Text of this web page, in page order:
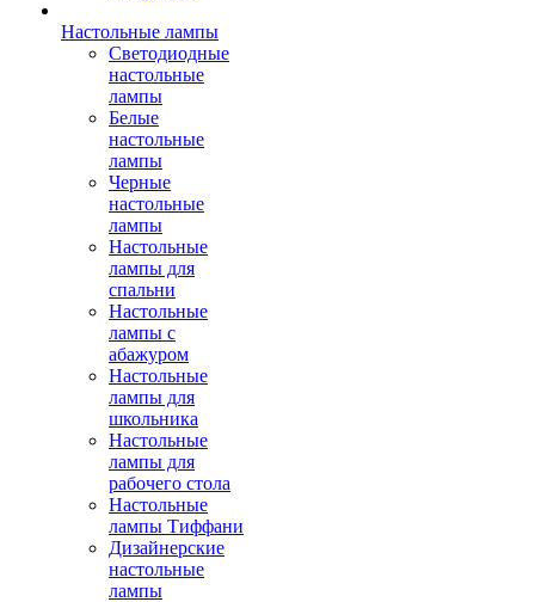
Настольные лампы
Светодиодные
настольные
лампы
Белые
настольные
лампы
Черные
настольные
лампы
Настольные
лампы для
спальни
Настольные
лампы с
абажуром
Настольные
лампы для
школьника
Настольные
лампы для
рабочего стола
Настольные
лампы Тиффани
Дизайнерские
настольные
лампы